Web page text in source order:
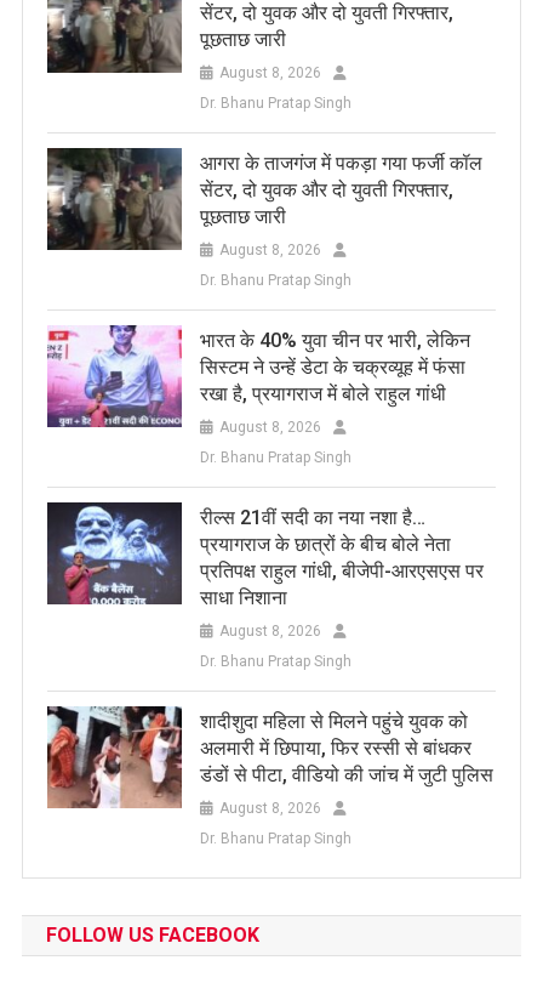
सेंटर, दो युवक और दो युवती गिरफ्तार,
पूछताछ जारी
August 8, 2026
Dr. Bhanu Pratap Singh
आगरा के ताजगंज में पकड़ा गया फर्जी कॉल
सेंटर, दो युवक और दो युवती गिरफ्तार,
पूछताछ जारी
August 8, 2026
Dr. Bhanu Pratap Singh
भारत के 40% युवा चीन पर भारी, लेकिन
सिस्टम ने उन्हें डेटा के चक्रव्यूह में फंसा
रखा है, प्रयागराज में बोले राहुल गांधी
August 8, 2026
Dr. Bhanu Pratap Singh
रील्स 21वीं सदी का नया नशा है…
प्रयागराज के छात्रों के बीच बोले नेता
प्रतिपक्ष राहुल गांधी, बीजेपी-आरएसएस पर
साधा निशाना
August 8, 2026
Dr. Bhanu Pratap Singh
शादीशुदा महिला से मिलने पहुंचे युवक को
अलमारी में छिपाया, फिर रस्सी से बांधकर
डंडों से पीटा, वीडियो की जांच में जुटी पुलिस
August 8, 2026
Dr. Bhanu Pratap Singh
FOLLOW US FACEBOOK